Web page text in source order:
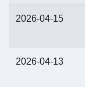
2026-04-15
2026-04-13